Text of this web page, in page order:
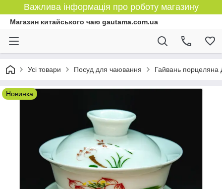
Важлива інформація про роботу магазину
Магазин китайського чаю gautama.com.ua
Усі товари Посуд для чаювання Гайвань
Новинка